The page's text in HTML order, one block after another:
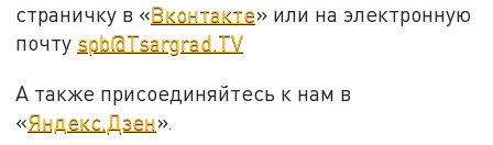
страничку в «Вконтакте» или на электронную
почту spb@Tsargrad.TV
А также присоединяйтесь к нам в
«Яндекс.Дзен».